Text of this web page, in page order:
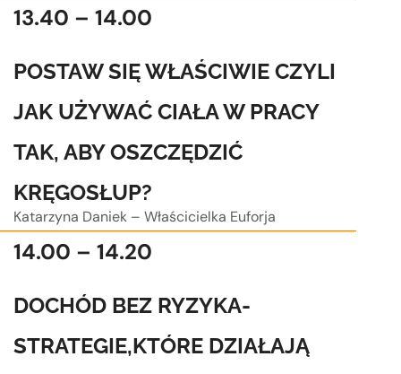
13.40 – 14.00
POSTAW SIĘ WŁAŚCIWIE CZYLI
JAK UŻYWAĆ CIAŁA W PRACY
TAK, ABY OSZCZĘDZIĆ
KRĘGOSŁUP?
Katarzyna Daniek – Właścicielka Euforja
14.00 – 14.20
DOCHÓD BEZ RYZYKA-
STRATEGIE,KTÓRE DZIAŁAJĄ